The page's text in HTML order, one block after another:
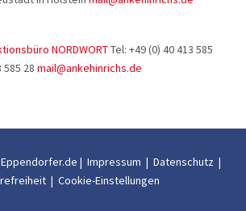
NORDWORTTel: +49 (0) 40 413 585
585 28 mail@ankehinrichs.de
| Impressum | Datenschutz |
| Cookie-Einstellungen